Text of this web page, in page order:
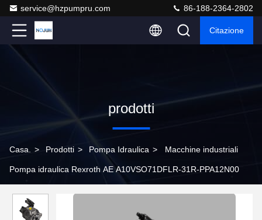
service@hzpumpru.com 86-188-2364-2802
Citazione
prodotti
Casa. > Prodotti > Pompa Idraulica > Macchine industriali
Pompa idraulica Rexroth AE A10VSO71DFLR-31R-PPA12N00